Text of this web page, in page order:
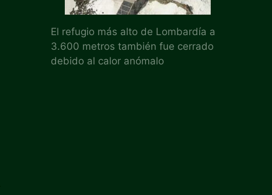
El refugio más alto de Lombardía a
3.600 metros también fue cerrado
debido al calor anómalo